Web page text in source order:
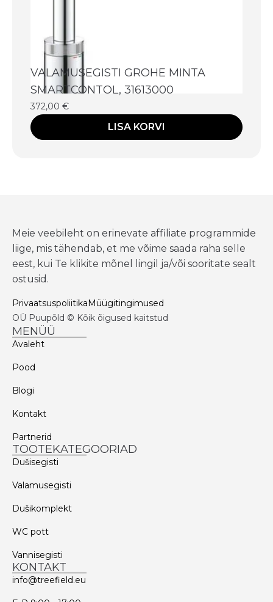
VALAMUSEGISTI GROHE MINTA
SMARTCONTOL, 31613000
372,00 €
LISA KORVI
Meie veebileht on erinevate affiliate programmide
liige, mis tähendab, et me võime saada raha selle
eest, kui Te klikite mõnel lingil ja/või sooritate sealt
ostusid.
Privaatsuspoliitika Müügitingimused
OÜ Puupõld © Kõik õigused kaitstud
MENÜÜ
Avaleht
Pood
Blogi
Kontakt
Partnerid
TOOTEKATEGOORIAD
Dušisegisti
Valamusegisti
Dušikomplekt
WC pott
Vannisegisti
KONTAKT
info@treefield.eu